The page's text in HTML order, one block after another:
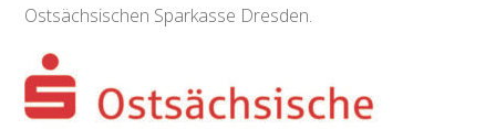
Ostsächsischen Sparkasse Dresden.